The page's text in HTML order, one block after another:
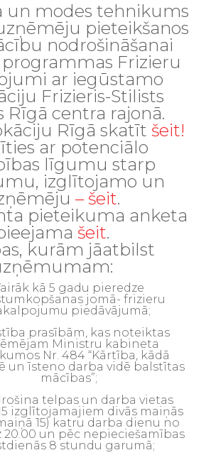
un modes tehnikums
pieteikšanos
nodrošināšanai
Frizieru
ar iegūstamo
Frizieris-Stilists
Rīgā centra rajonā.
Rīgā skatīt šeit!
ar potenciālo
līgumu starp
izglītojamo un
– šeit.
pieteikuma anketa
šeit.
kurām jāatbilst
kā 5 gadu pieredze
jomā- frizieru
piedāvājumā;
prasībām, kas noteiktas
Ministru kabineta
Nr. 484 “Kārtība, kādā
un īsteno darba vidē balstītas
mācības”;
telpas un darba vietas
izglītojamajiem divās maiņās
15) katru darba dienu no
20.00 un pēc nepieciešamības
8 stundu garumā;